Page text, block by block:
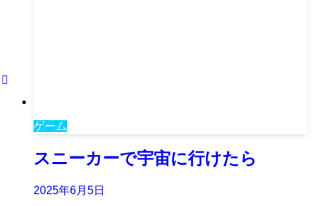
ゲーム
スニーカーで宇宙に行けたら
2025年6月5日